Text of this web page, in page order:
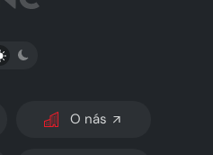
PŘEPNOUT SVĚTLÝ/TMAVÝ REŽIM
O nás